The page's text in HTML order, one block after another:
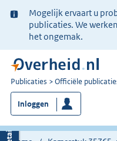
Ter
informatie:
Mogelijk ervaart u
publicaties. We
het ongemak.
U
bent
nu
hier:
Publicaties Officiële
Inloggen